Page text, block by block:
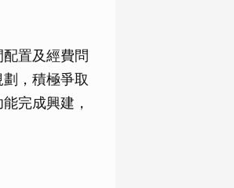
置及經費問
，積極爭取
完成興建，